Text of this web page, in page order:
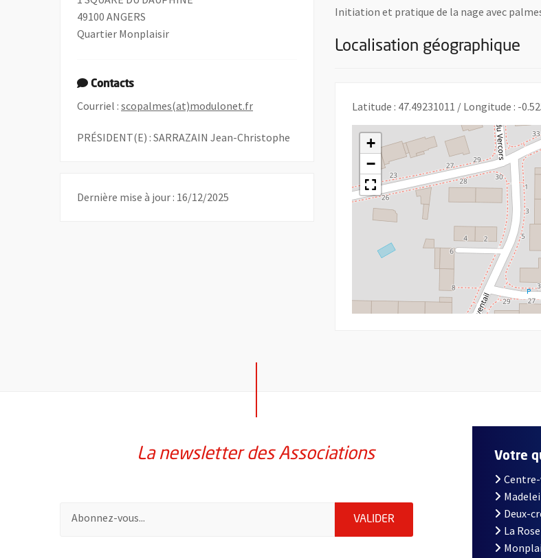
Initiation et pratique de la nage avec
Localisation géographique
Latitude : 47.49231011 / Longitude : -
+
−
49100 ANGERS
Quartier Monplaisir
Contacts
Courriel :scopalmes(at)modulonet.fr, Ouvre une nouvelle fenêtre
PRÉSIDENT(E) : SARRAZAIN Jean-Christophe
Dernière mise à jour : 16/12/2025
La newsletter des Associations
Pour vous inscrire à la lettre d'information des associations de la ville d'Angers, indiquez votre email
VALIDER ENVOYER MA DEMANDE
Votre
Deux-
La